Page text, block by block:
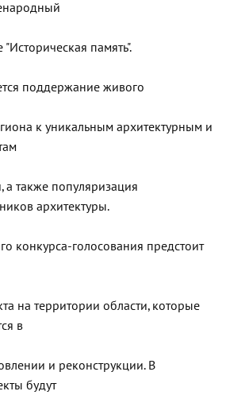
память".
поддержание живого
к уникальным архитектурным и
а также популяризация
архитектуры.
конкурса-голосования предстоит
на территории области, которые
в
и реконструкции. В
будут